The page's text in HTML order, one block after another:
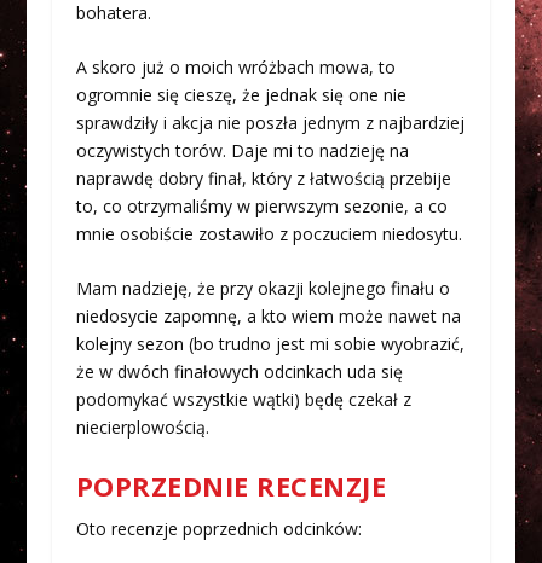
bohatera.
A skoro już o moich wróżbach mowa, to
ogromnie się cieszę, że jednak się one nie
sprawdziły i akcja nie poszła jednym z najbardziej
oczywistych torów. Daje mi to nadzieję na
naprawdę dobry finał, który z łatwością przebije
to, co otrzymaliśmy w pierwszym sezonie, a co
mnie osobiście zostawiło z poczuciem niedosytu.
Mam nadzieję, że przy okazji kolejnego finału o
niedosycie zapomnę, a kto wiem może nawet na
kolejny sezon (bo trudno jest mi sobie wyobrazić,
że w dwóch finałowych odcinkach uda się
podomykać wszystkie wątki) będę czekał z
niecierplowością.
POPRZEDNIE RECENZJE
Oto recenzje poprzednich odcinków: